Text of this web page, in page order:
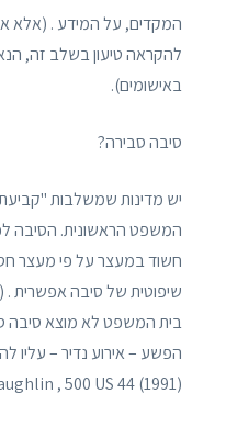
המקדים, על המידע . (אלא
להקראה טיעון בשלב זה,
באישומים).
סיבה סבירה?
יש מדינות שמשלבות
המשפט הראשונית. הסיבה
חשוד במעצר על פי מעצר
שיפוטית של סיבה אפשרית .
בית המשפט לא מוצא סיבה
הפשע – אירוע נדיר – עליו
, 500 US 44 (1991).)